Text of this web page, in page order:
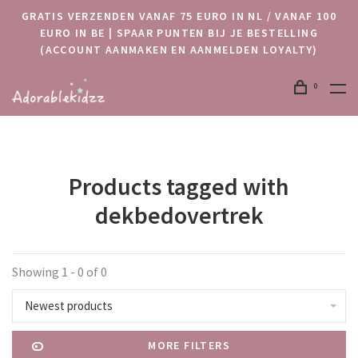
GRATIS VERZENDEN VANAF 75 EURO IN NL / VANAF 100
EURO IN BE | SPAAR PUNTEN BIJ JE BESTELLING
(ACCOUNT AANMAKEN EN AANMELDEN LOYALTY)
0
Products tagged with
dekbedovertrek
Showing 1 - 0 of 0
Newest products
MORE FILTERS